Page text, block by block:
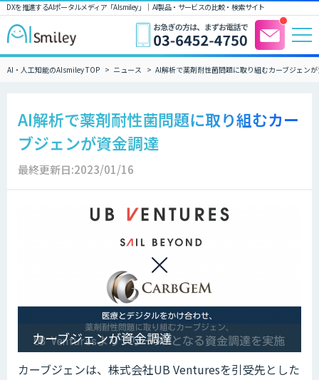
DXを推進するAIポータルメディア「AIsmiley」｜ AI製品・サービスの比較・検索サイト
AI・人工知能のAIsmiley TOP ニュース AI解析で薬剤耐性菌問題に取り組むカーブジェン
AI解析で薬剤耐性菌問題に取り組むカー
ブジェンが資金調達
最終更新日:2023/01/16
カーブジェンが資金調達
カーブジェンは、株式会社UB Venturesを引受先とした